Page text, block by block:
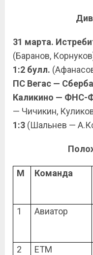
31 марта.
(Баранов,
1:2 булл.
ПС Вегас —
Каликино — ФНС-
— Чичикин,
1:3 (Шальнев —
М Команда
1 Авиатор
2 ЕТМ